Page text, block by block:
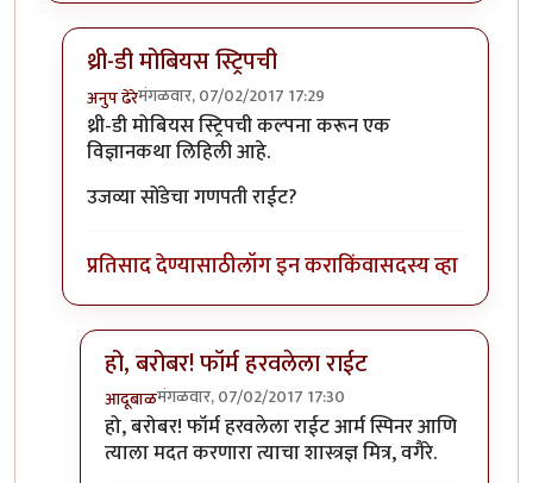
थ्री-डी मोबियस स्ट्रिपची
अनुप ढेरेमंगळवार, 07/02/2017 17:29
In reply toआता यावरुन जर एखादी मुंगीby
थ्री-डी मोबियस स्ट्रिपची कल्पना करून एक
विज्ञानकथा लिहिली आहे.
उजव्या सोंडेचा गणपती राईट?
प्रतिसाद देण्यासाठीलॉग इन कराकिंवासदस्य व्हा
हो, बरोबर! फॉर्म हरवलेला राईट
आदूबाळमंगळवार, 07/02/2017 17:30
In reply toथ्री-डी मोबियस स्ट्रिपचीbyअनुप ढेरे
हो, बरोबर! फॉर्म हरवलेला राईट आर्म स्पिनर आणि
त्याला मदत करणारा त्याचा शास्त्रज्ञ मित्र, वगैरे.